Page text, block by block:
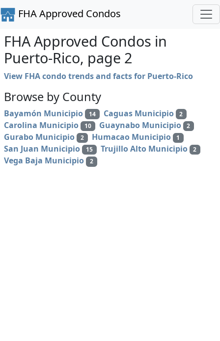
FHA Approved Condos
FHA Approved Condos in
Puerto-Rico, page 2
View FHA condo trends and facts for Puerto-Rico
Browse by County
Bayamón Municipio 14 Caguas Municipio 2
Carolina Municipio 10 Guaynabo Municipio 2
Gurabo Municipio 2 Humacao Municipio 1
San Juan Municipio 15 Trujillo Alto Municipio 2
Vega Baja Municipio 2